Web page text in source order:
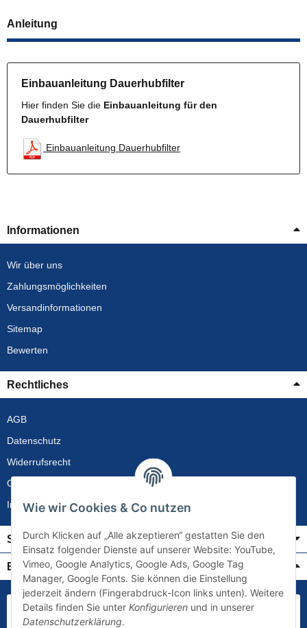
Anleitung
Einbauanleitung Dauerhubfilter
Hier finden Sie die Einbauanleitung für den
Dauerhubfilter
Einbauanleitung Dauerhubfilter
Informationen
Wir über uns
Zahlungsmöglichkeiten
Versandinformationen
Sitemap
Bewerten
Rechtliches
AGB
Datenschutz
Widerrufsrecht
Gewährleistung
Impressum
Service
Bezahlung & Versand
Wie wir Cookies & Co nutzen
Durch Klicken auf „Alle akzeptieren“ gestatten Sie den
Einsatz folgender Dienste auf unserer Website: YouTube,
Vimeo, Google Analytics, Google Ads, Google Tag
Manager, Google Fonts. Sie können die Einstellung
jederzeit ändern (Fingerabdruck-Icon links unten). Weitere
Details finden Sie unter Konfigurieren und in unserer
Datenschutzerklärung.